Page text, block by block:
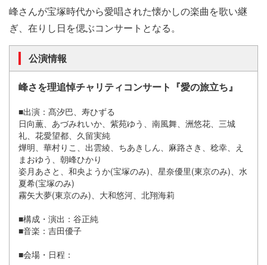
峰さんが宝塚時代から愛唱された懐かしの楽曲を歌い継
ぎ、在りし日を偲ぶコンサートとなる。
公演情報
峰さを理追悼チャリティコンサート『愛の旅立ち』
■出演：髙汐巴、寿ひずる
日向薫、あづみれいか、紫苑ゆう、南風舞、洲悠花、三城
礼、花愛望都、久留実純
燁明 、華村りこ、出雲綾、ちあきしん、麻路さき、稔幸、え
まおゆう、朝峰ひかり
姿月あさと、和央ようか(宝塚のみ)、星奈優里(東京のみ)、水
夏希(宝塚のみ)
霧矢大夢(東京のみ)、大和悠河、北翔海莉
■構成・演出：谷正純
■音楽：吉田優子
■会場・日程：